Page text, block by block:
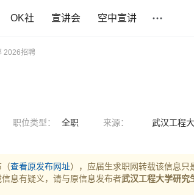
OK社 宣讲会 空中宣讲
2026招聘
职位类型： 全职 来源：
武汉工程
查看原发布网址），应届生求职网转载该信息只
息有疑义，请与原信息发布者武汉工程大学研究